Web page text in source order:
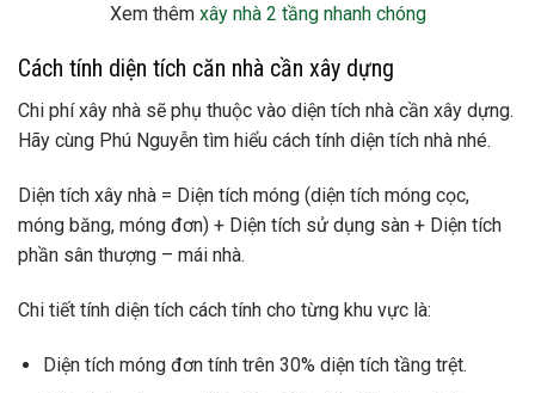
Xem thêm xây nhà 2 tầng nhanh chóng
Cách tính diện tích căn nhà cần xây dựng
Chi phí xây nhà sẽ phụ thuộc vào diện tích nhà cần xây dựng.
Hãy cùng Phú Nguyễn tìm hiểu cách tính diện tích nhà nhé.
Diện tích xây nhà = Diện tích móng (diện tích móng cọc,
móng băng, móng đơn) + Diện tích sử dụng sàn + Diện tích
phần sân thượng – mái nhà.
Chi tiết tính diện tích cách tính cho từng khu vực là:
Diện tích móng đơn tính trên 30% diện tích tầng trệt.